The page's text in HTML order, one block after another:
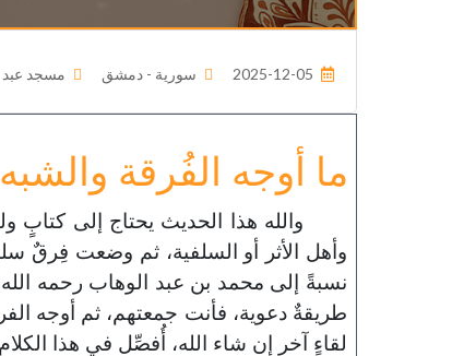
2025-12-05 سورية - دمشق مسجد عبد
ما أوجه الفُرقة
والله هذا الحديث يحتاج إلى كتابٍ
وأهل الأثر أو السلفية، ثم وضعت فِرقٌ
نسبةً إلى محمد بن عبد الوهاب رحمه
طريقةٌ دعوية، فأنت جمعتهم، ثم أوجه
لقاءٍ آخر إن شاء الله، أُفصِّل في هذا